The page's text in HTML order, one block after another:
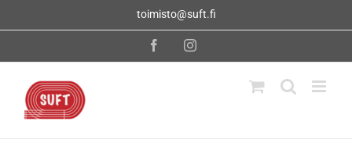
toimisto@suft.fi
FacebookInstagram